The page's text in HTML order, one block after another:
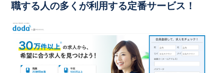
職する人の多くが利用する定番サービス！